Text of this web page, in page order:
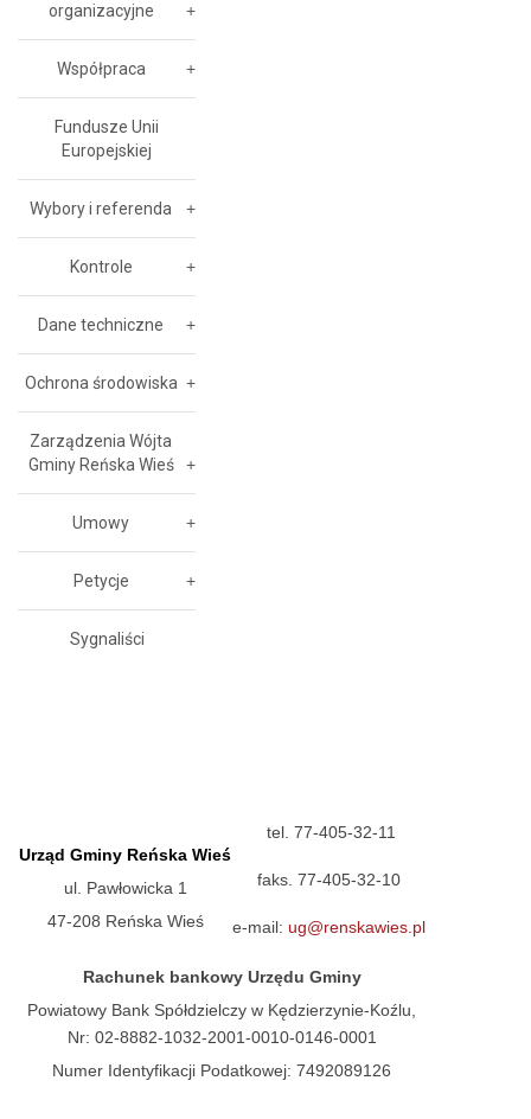
organizacyjne
Współpraca
Fundusze Unii
Europejskiej
Wybory i referenda
Kontrole
Dane techniczne
Ochrona środowiska
Zarządzenia Wójta
Gminy Reńska Wieś
Umowy
Petycje
Sygnaliści
Urząd Gminy Reńska Wieś
ul. Pawłowicka 1
47-208 Reńska Wieś
tel. 77-405-32-11
faks. 77-405-32-10
e-mail: ug@renskawies.pl
Rachunek bankowy Urzędu Gminy
Powiatowy Bank Spółdzielczy w Kędzierzynie-Koźlu,
Nr: 02-8882-1032-2001-0010-0146-0001
Numer Identyfikacji Podatkowej: 7492089126